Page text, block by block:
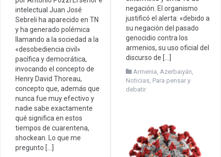
negación. El organismo
justificó el alerta: «debido a
su negación del pasado
genocidio contra los
armenios, su uso oficial del
discurso de […]
Armenia Azerbaiyán
Noticias Para pensar y
debatir
intelectual Juan José
Sebreli ha aparecido en TN
y ha generado polémica
llamando a la sociedad a la
«desobediencia civil»
pacífica y democrática,
invocando el concepto de
Henry David Thoreau,
concepto que, además que
nunca fue muy efectivo y
nadie sabe exactamente
qué significa en estos
tiempos de cuarentena,
shockean. Lo que me
pregunto […]